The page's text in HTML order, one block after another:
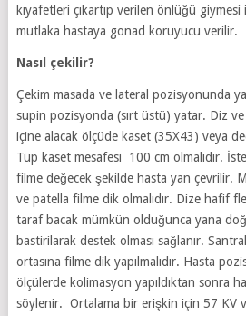
kıyafetleri çıkartıp verilen önlüğü
mutlaka hastaya gonad koruyucu verilir.
Nasıl çekilir?
Çekim masada ve lateral pozisyonunda
supin pozisyonda (sırt üstü) yatar. Diz
içine alacak ölçüde kaset (35X43) veya
Tüp kaset mesafesi 100 cm olmalıdır.
filme değecek şekilde hasta yan çevrilir.
ve patella filme dik olmalıdır. Dize hafif
taraf bacak mümkün olduğunca yana
bastirilarak destek olması sağlanır.
ortasına filme dik yapılmalıdır. Hasta
ölçülerde kolimasyon yapıldıktan sonra
söylenir. Ortalama bir erişkin için 57 KV